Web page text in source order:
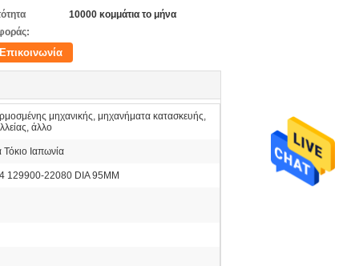
10000 κομμάτια το μήνα
Επικοινωνία
μηχανικής, μηχανήματα κατασκευής,
άλλο
Ιαπωνία
129900-22080 DIA 95MM